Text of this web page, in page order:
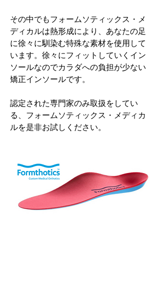
その中でもフォームソティックス・メ
ディカルは熱形成により、あなたの足
に徐々に馴染む特殊な素材を使用して
います。徐々にフィットしていくイン
ソールなのでカラダへの負担が少ない
矯正インソールです。
認定された専門家のみ取扱をしてい
る、フォームソティックス・メディカ
ルを是非お試しください。